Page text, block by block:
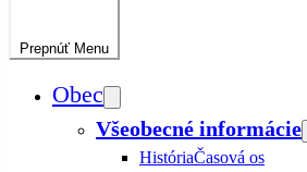
Prepnúť Menu
Obec
Všeobecné informácie
HistóriaČasová os